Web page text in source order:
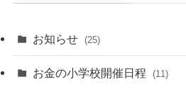
お知らせ (25)
お金の小学校開催日程 (11)